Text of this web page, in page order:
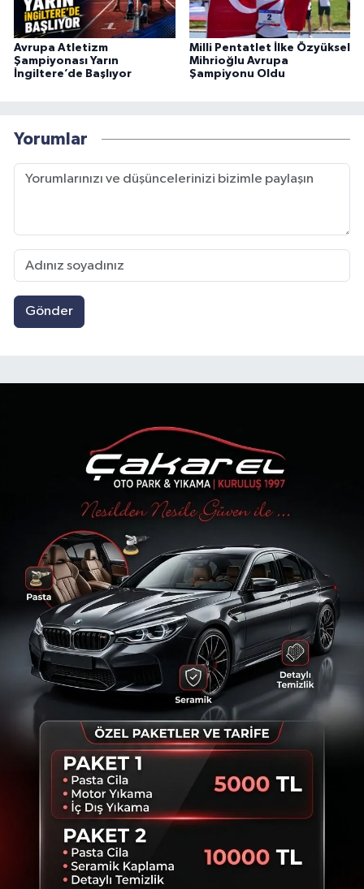
Avrupa Atletizm
Şampiyonası Yarın
İngiltere’de Başlıyor
Milli Pentatlet İlke Özyüksel
Mihrioğlu Avrupa
Şampiyonu Oldu
Yorumlar
Gönder